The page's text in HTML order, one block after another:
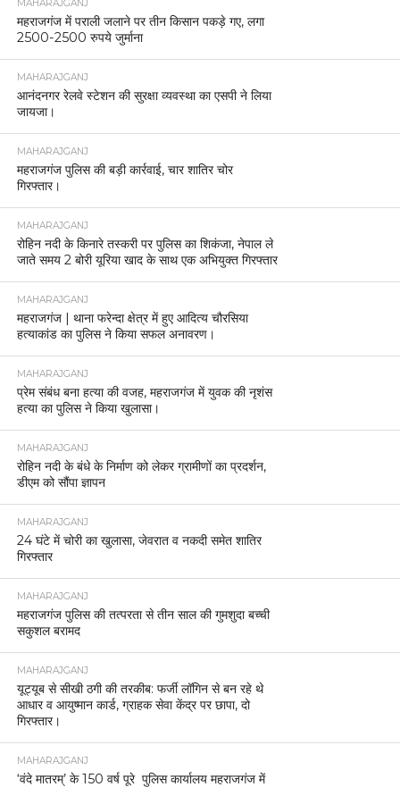
MAHARAJGANJ
महराजगंज में पराली जलाने पर तीन किसान पकड़े गए, लगा
2500-2500 रुपये जुर्माना
MAHARAJGANJ
आनंदनगर रेलवे स्टेशन की सुरक्षा व्यवस्था का एसपी ने लिया
जायजा।
MAHARAJGANJ
महराजगंज पुलिस की बड़ी कार्रवाई, चार शातिर चोर
गिरफ्तार।
MAHARAJGANJ
रोहिन नदी के किनारे तस्करी पर पुलिस का शिकंजा, नेपाल ले
जाते समय 2 बोरी यूरिया खाद के साथ एक अभियुक्त गिरफ्तार
MAHARAJGANJ
महराजगंज | थाना फरेन्दा क्षेत्र में हुए आदित्य चौरसिया
हत्याकांड का पुलिस ने किया सफल अनावरण।
MAHARAJGANJ
प्रेम संबंध बना हत्या की वजह, महराजगंज में युवक की नृशंस
हत्या का पुलिस ने किया खुलासा।
MAHARAJGANJ
रोहिन नदी के बंधे के निर्माण को लेकर ग्रामीणों का प्रदर्शन,
डीएम को सौंपा ज्ञापन
MAHARAJGANJ
24 घंटे में चोरी का खुलासा, जेवरात व नकदी समेत शातिर
गिरफ्तार
MAHARAJGANJ
महराजगंज पुलिस की तत्परता से तीन साल की गुमशुदा बच्ची
सकुशल बरामद
MAHARAJGANJ
यूट्यूब से सीखी ठगी की तरकीब: फर्जी लॉगिन से बन रहे थे
आधार व आयुष्मान कार्ड, ग्राहक सेवा केंद्र पर छापा, दो
गिरफ्तार।
MAHARAJGANJ
‘वंदे मातरम्’ के 150 वर्ष पूरे पुलिस कार्यालय महराजगंज में